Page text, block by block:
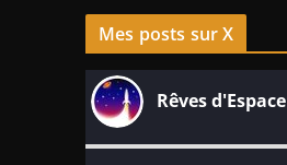
Mes posts sur X
Rêves d'Espace